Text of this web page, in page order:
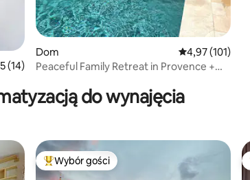
ocena: 5 na 5, liczba recenzji: 14
5 (14)
Dom Średnia ocena:
4,97 (101)
Peaceful Family Retreat in Provence +
do wynajęcia
Najpopularniejsze z kategorii Wybór gości
Wybór gości